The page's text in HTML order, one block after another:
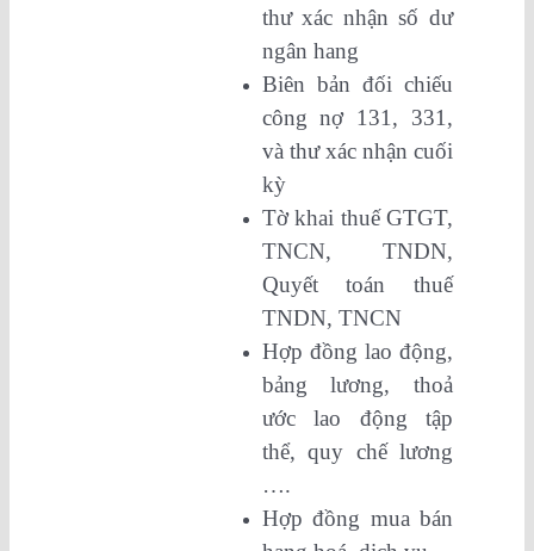
thư xác nhận số dư
ngân hang
Biên bản đối chiếu
công nợ 131, 331,
và thư xác nhận cuối
kỳ
Tờ khai thuế GTGT,
TNCN, TNDN,
Quyết toán thuế
TNDN, TNCN
Hợp đồng lao động,
bảng lương, thoả
ước lao động tập
thể, quy chế lương
….
Hợp đồng mua bán